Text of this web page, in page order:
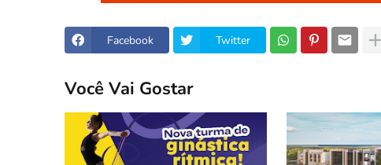
Facebook Twitter
Você Vai Gostar